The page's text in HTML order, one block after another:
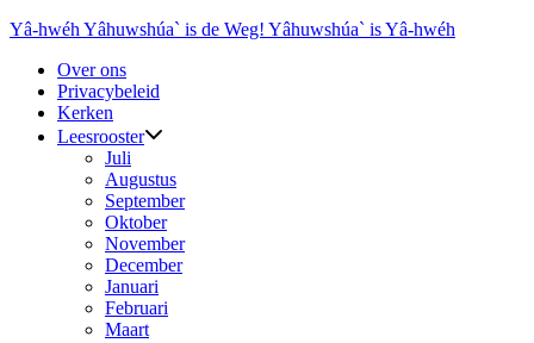
Ga
inhoud
Yâ-hwéh Yâhuwshúa` is de Weg! Yâhuwshúa` is Yâ-hwéh
Over ons
Privacybeleid
Kerken
Leesrooster
Juli
Augustus
September
Oktober
November
December
Januari
Februari
Maart